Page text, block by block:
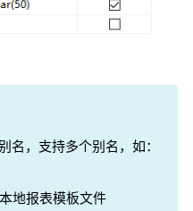
，支持多个别名，如：
地报表模板文件